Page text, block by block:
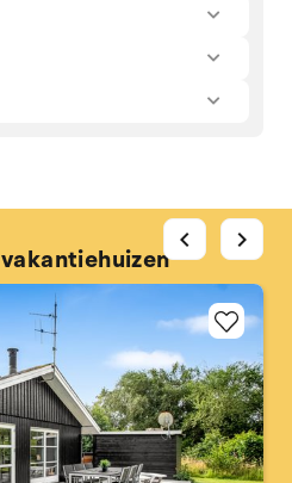
chevron_left chevron_right